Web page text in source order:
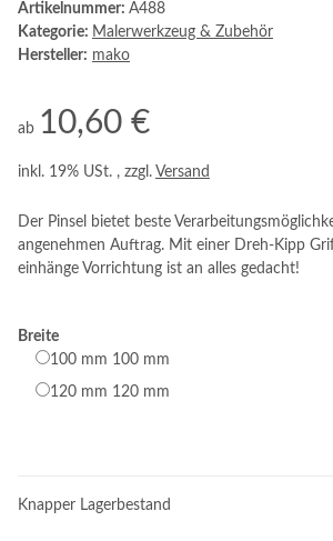
Artikelnummer: A488
Kategorie: Malerwerkzeug & Zubehör
Hersteller: mako
ab 10,60 €
inkl. 19% USt. , zzgl. Versand
Der Pinsel bietet beste
angenehmen Auftrag. Mit einer Dreh-Kipp
einhänge Vorrichtung ist an alles gedacht!
Breite
100 mm 100 mm
120 mm 120 mm
Knapper Lagerbestand